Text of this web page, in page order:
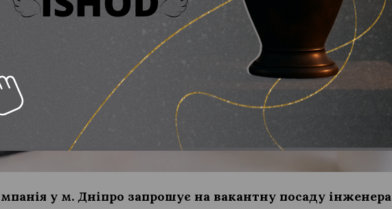
у м. Дніпро запрошує на вакантну посаду інженера